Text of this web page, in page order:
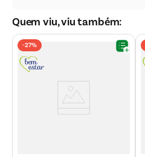
Quem viu, viu também:
-27%